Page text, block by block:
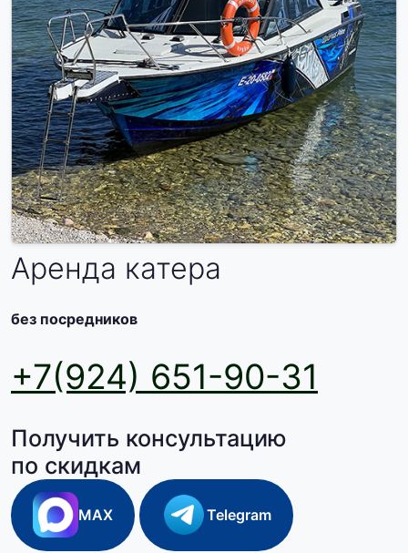
Аренда катера
без посредников
+7(924) 651-90-31
Получить консультацию
по скидкам
MAX Telegram